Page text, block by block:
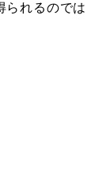
られるのでは